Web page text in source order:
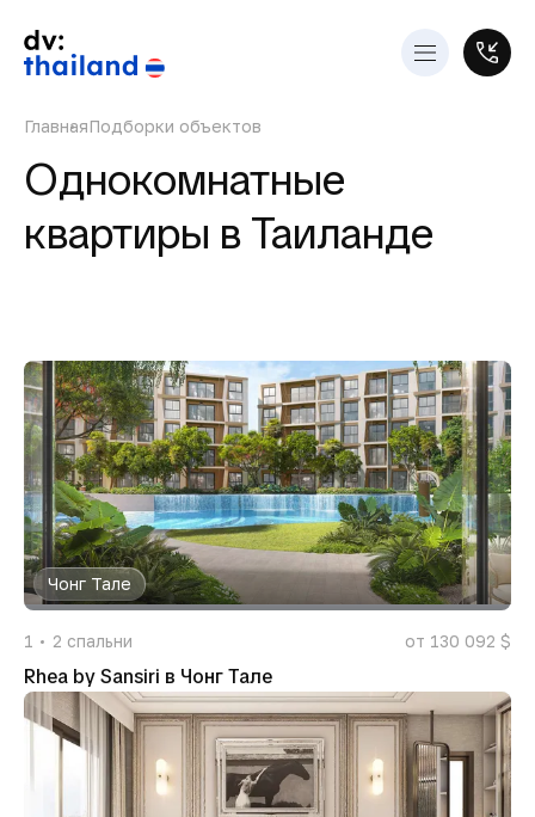
ГлавнаяПодборки объектов
Однокомнатные
квартиры в Таиланде
Чонг Тале
1 2 спальни от 130 092 $
Rhea by Sansiri в Чонг Тале